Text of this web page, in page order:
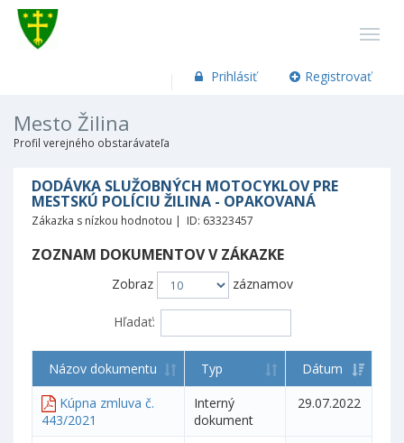
Prihlásiť Registrovať
Mesto Žilina
Profil verejného obstarávateľa
DODÁVKA SLUŽOBNÝCH MOTOCYKLOV PRE
MESTSKÚ POLÍCIU ŽILINA - OPAKOVANÁ
Zákazka s nízkou hodnotou | ID: 63323457
ZOZNAM DOKUMENTOV V ZÁKAZKE
Zobraz záznamov
Hľadať:
Názov dokumentu Typ
Dátum
Kúpna zmluva č.
443/2021
Interný
dokument
29.07.2022